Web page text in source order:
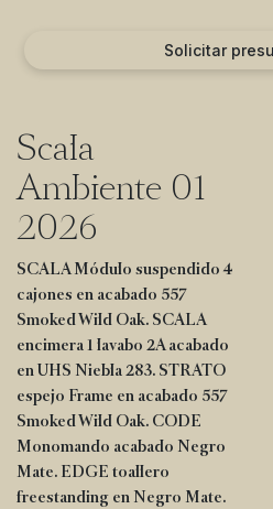
Solicitar
Scala
Ambiente 01
2026
SCALA Módulo suspendido 4
cajones en acabado 557
Smoked Wild Oak. SCALA
encimera 1 lavabo 2A acabado
en UHS Niebla 283. STRATO
espejo Frame en acabado 557
Smoked Wild Oak. CODE
Monomando acabado Negro
Mate. EDGE toallero
freestanding en Negro Mate.